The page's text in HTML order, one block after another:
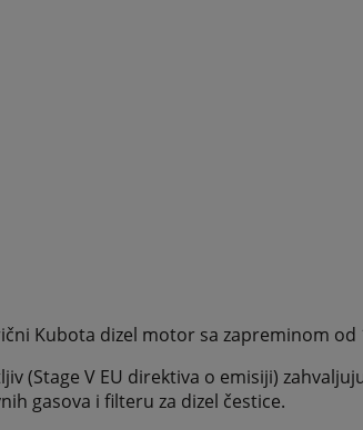
Kubota dizel motor sa zapreminom od
(Stage V EU direktiva o emisiji)
gasova i filteru za dizel čestice.